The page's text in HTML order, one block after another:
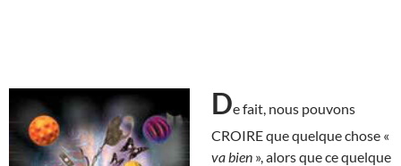
De fait, nous pouvons
CROIRE que quelque chose «
va bien », alors que ce quelque